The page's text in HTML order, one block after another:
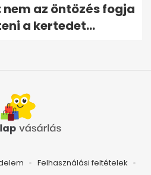
az öntözés fogja
a kertedet...
Felhasználási feltételek